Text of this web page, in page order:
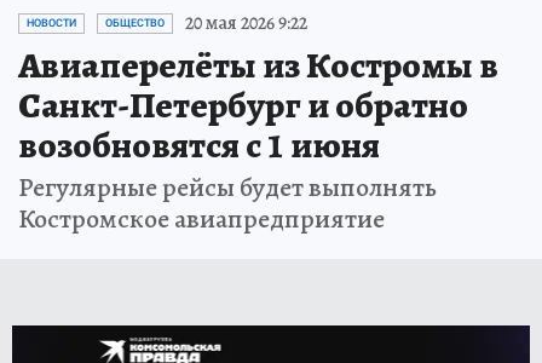
НОВОСТИ ОБЩЕСТВО 20 мая 2026 9:22
Авиаперелёты из Костромы в
Санкт-Петербург и обратно
возобновятся с 1 июня
Регулярные рейсы будет выполнять
Костромское авиапредприятие